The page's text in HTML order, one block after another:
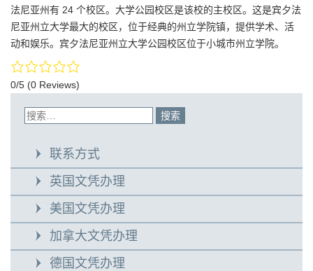
法尼亚州有 24 个校区。大学公园校区是该校的主校区。这是宾夕法
尼亚州立大学最大的校区，位于经典的州立学院镇，提供学术、活
动和娱乐。宾夕法尼亚州立大学公园校区位于小城市州立学院。
0/5 (0 Reviews)
联系方式
英国文凭办理
美国文凭办理
加拿大文凭办理
德国文凭办理